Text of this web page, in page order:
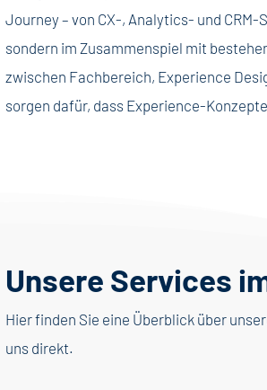
Journey – von CX-, Analytics- und
sondern im Zusammenspiel mit
zwischen Fachbereich, Experience
sorgen dafür, dass Experience-
Unsere Services
Hier finden Sie eine Überblick über
uns direkt.